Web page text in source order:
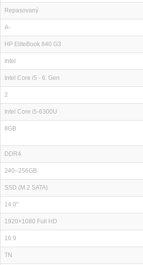
Repasovaný
A-
HP EliteBook 840 G3
Intel
Intel Core i5 - 6. Gen
2
Intel Core i5-6300U
8GB
DDR4
240–256GB
SSD (M.2 SATA)
14.0"
1920×1080 Full HD
16:9
TN